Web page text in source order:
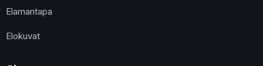
Elamantapa
Elokuvat